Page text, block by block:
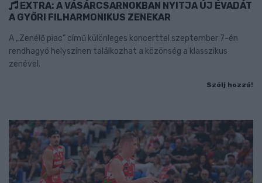
EXTRA: A VÁSÁRCSARNOKBAN NYITJA ÚJ ÉVADÁT
A GYŐRI FILHARMONIKUS ZENEKAR
A „Zenélő piac” című különleges koncerttel szeptember 7-én
rendhagyó helyszínen találkozhat a közönség a klasszikus
zenével.
Szólj hozzá!